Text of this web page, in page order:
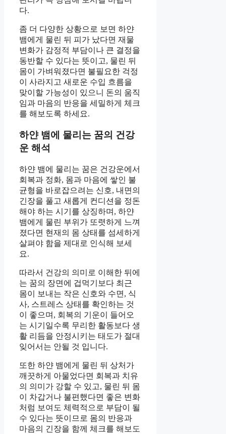
다.
좀 더 다양한 상황으로 보면 하얀
뱀에게 물린 뒤 피가 났다면 재물
변화가 감정적 부담이나 큰 결정을
동반할 수 있다는 뜻이고, 물린 뒤
몸이 가벼워졌다면 불필요한 걱정
이 사라지고 새로운 수입 흐름을
맞이할 가능성이 있으니 돈의 움직
임과 마음의 반응을 세밀하게 체크
를 해보도록 하세요.
하얀 뱀에 물리는 꿈의 건강
운 해석
하얀 뱀에 물리는 꿈은 건강운에서
회복과 정화, 몸과 마음에 쌓인 불
균형을 바로잡으려는 신호, 내면의
긴장을 풀고 새롭게 컨디션을 정돈
해야 하는 시기를 상징하며, 하얀
뱀에게 물린 부위가 또렷하게 느껴
졌다면 현재의 몸 상태를 섬세하게
살펴야 함을 제대로 인식해 보세
요.
따라서 건강의 의미로 이해한 뒤에
는 꿈의 장면에 겁먹기보다 최근
몸이 보내는 작은 신호와 수면, 식
사, 스트레스 상태를 확인하는 것
이 좋으며, 회복의 기운이 들어오
는 시기일수록 무리한 활동보다 생
활 리듬을 안정시키는 태도가 절대
잊어서는 안될 것 입니다.
또한 하얀 뱀에게 물린 뒤 상처가
깨끗하게 아물었다면 회복과 치유
의 의미가 강할 수 있고, 물린 뒤 몸
이 차갑거나 불편했다면 좋은 변화
처럼 보여도 체력적으로 부담이 될
수 있다는 뜻이므로 몸의 반응과
마음의 긴장을 함께 체크를 해보도